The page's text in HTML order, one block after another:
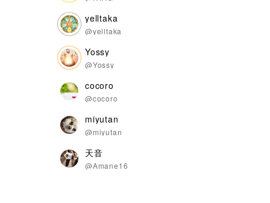
yelltaka
@yelltaka
Yossy
@Yossy
cocoro
@cocoro
miyutan
@miyutan
天音
@Amane16